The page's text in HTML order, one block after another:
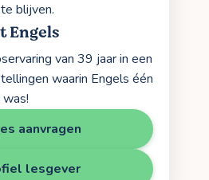
blijven.
Engels
van 39 jaar in een
waarin Engels één
aanvragen
lesgever